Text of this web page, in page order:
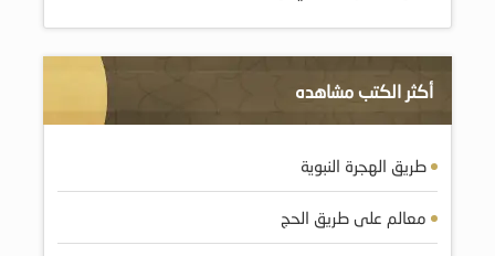
أكثر الكتب مشاهده
طريق الهجرة النبوية
معالم على طريق الحج